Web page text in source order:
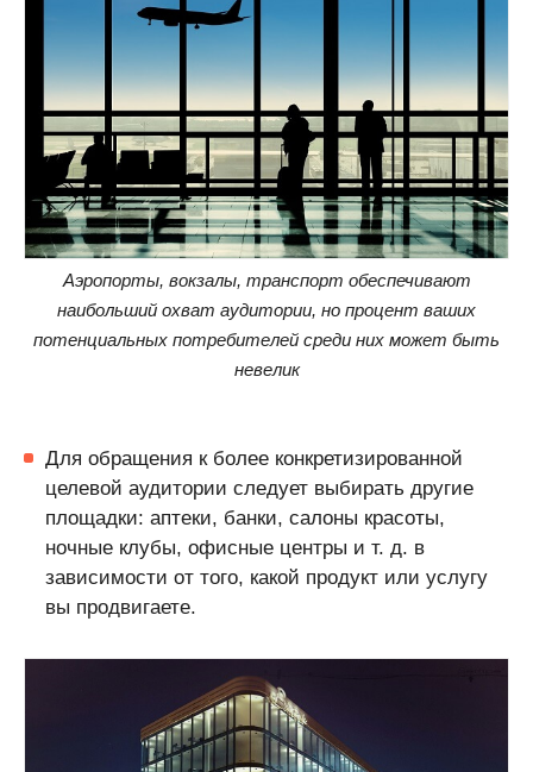
Аэропорты, вокзалы, транспорт обеспечивают
наибольший охват аудитории, но процент ваших
потенциальных потребителей среди них может быть
невелик
Для обращения к более конкретизированной
целевой аудитории следует выбирать другие
площадки: аптеки, банки, салоны красоты,
ночные клубы, офисные центры и т. д. в
зависимости от того, какой продукт или услугу
вы продвигаете.